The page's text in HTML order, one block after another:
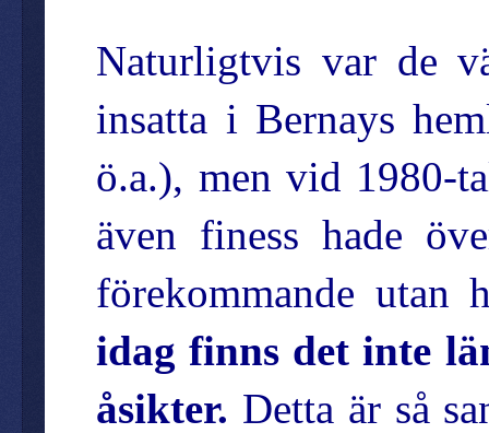
Naturligtvis var de
insatta i Bernays
ö.a.), men vid 1980-
även finess hade
förekommande utan
idag finns det inte
åsikter. Detta är så